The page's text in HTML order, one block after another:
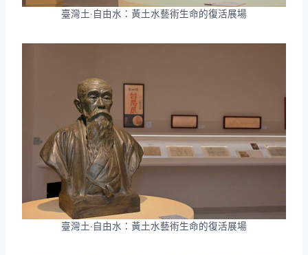
臺灣土‧自由水：黃土水藝術生命的復活展場
臺灣土‧自由水：黃土水藝術生命的復活展場